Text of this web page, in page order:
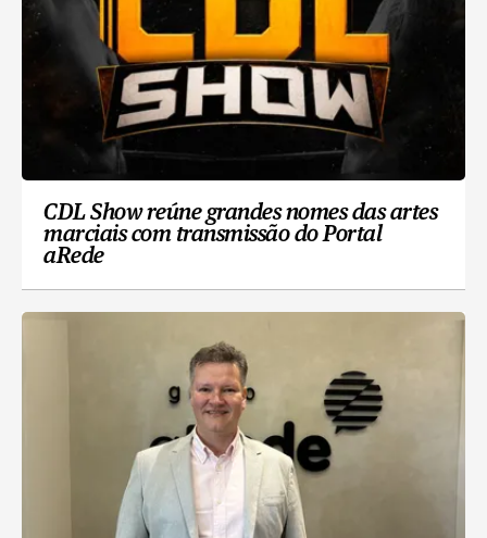
CDL Show reúne grandes nomes das artes
marciais com transmissão do Portal
aRede